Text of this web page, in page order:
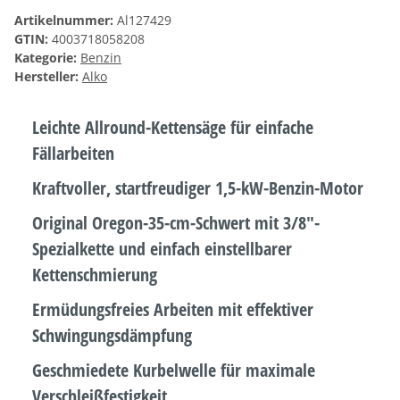
Artikelnummer: Al127429
GTIN: 4003718058208
Kategorie: Benzin
Hersteller: Alko
Leichte Allround-Kettensäge für einfache
Fällarbeiten
Kraftvoller, startfreudiger 1,5-kW-Benzin-Motor
Original Oregon-35-cm-Schwert mit 3/8"-
Spezialkette und einfach einstellbarer
Kettenschmierung
Ermüdungsfreies Arbeiten mit effektiver
Schwingungsdämpfung
Geschmiedete Kurbelwelle für maximale